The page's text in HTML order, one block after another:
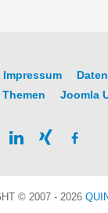
Impressum
Themen Joomla
© 2007 - 2026